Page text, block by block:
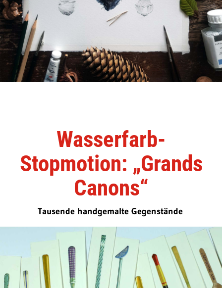
Wasserfarb-
Stopmotion: „Grands
Canons“
Tausende handgemalte Gegenstände